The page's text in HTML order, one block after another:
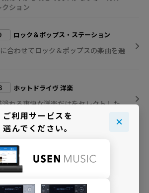
クション
ロック＆ポップス・ステーション
合わせてロック＆ポップスの楽曲を選
ホットドライヴ 洋楽
れる爽快な洋楽だけをセレクトした
ネル
インディー作品から、時間帯の雰囲気
楽曲をお届け
ご利用サービスを
選んでください。